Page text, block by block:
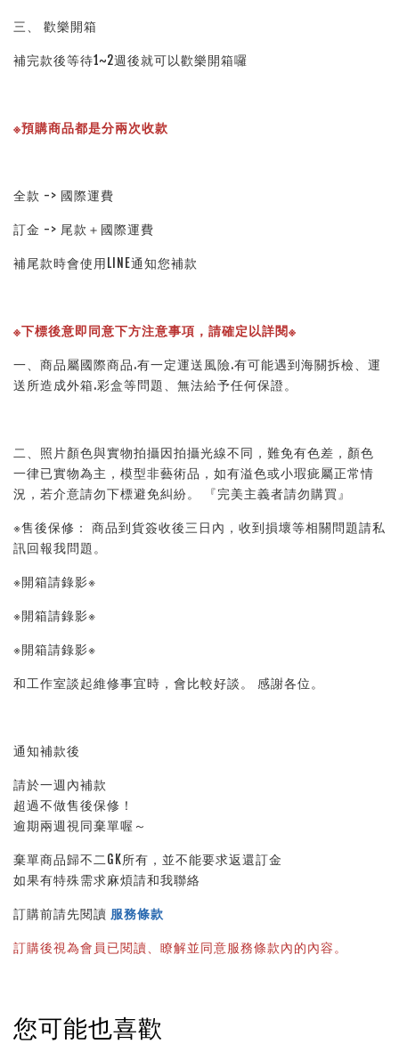
三、 歡樂開箱
補完款後等待1~2週後就可以歡樂開箱囉
※預購商品都是分兩次收款
全款 -> 國際運費
訂金 -> 尾款＋國際運費
補尾款時會使用LINE通知您補款
※下標後意即同意下方注意事項，請確定以詳閱※
一、商品屬國際商品.有一定運送風險.有可能遇到海關拆檢、運
送所造成外箱.彩盒等問題、無法給予任何保證。
二、照片顏色與實物拍攝因拍攝光線不同，難免有色差，顏色
一律已實物為主，模型非藝術品，如有溢色或小瑕疵屬正常情
況，若介意請勿下標避免糾紛。 『完美主義者請勿購買』
※售後保修： 商品到貨簽收後三日內，收到損壞等相關問題請私
訊回報我問題。
※開箱請錄影※
※開箱請錄影※
※開箱請錄影※
和工作室談起維修事宜時，會比較好談。 感謝各位。
通知補款後
請於一週內補款
超過不做售後保修！
逾期兩週視同棄單喔～
棄單商品歸不二GK所有，並不能要求返還訂金
如果有特殊需求麻煩請和我聯絡
訂購前請先閱讀 服務條款
訂購後視為會員已閱讀、瞭解並同意服務條款內的內容。
您可能也喜歡